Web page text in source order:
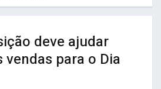
deve ajudar
para o Dia